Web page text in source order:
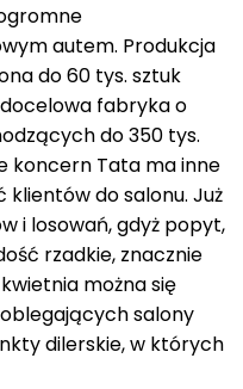
autem. Produkcja
do 60 tys. sztuk
fabryka o
do 350 tys.
koncern Tata ma inne
do salonu. Już
i losowań, gdyż popyt,
rzadkie, znacznie
można się
salony
dilerskie, w których